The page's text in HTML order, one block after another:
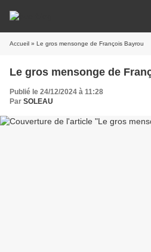
Accueil » Le gros mensonge de François Bayrou
Le gros mensonge de
Publié le 24/12/2024 à 11:28
Par SOLEAU